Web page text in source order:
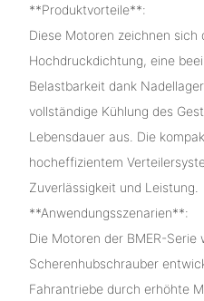
**Produktvorteile**:
Diese Motoren zeichnen
Hochdruckdichtung, eine
Belastbarkeit dank
vollständige Kühlung des
Lebensdauer aus. Die
hocheffizientem
Zuverlässigkeit und Leistung.
**Anwendungsszenarien**:
Die Motoren der BMER-Serie
Scherenhubschrauber
Fahrantriebe durch erhöhte